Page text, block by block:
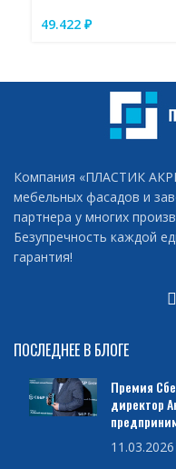
49.422 ₽
Компания «ПЛАСТИК
мебельных фасадов и
партнера у многих
Безупречность каждой
гарантия!
ПОСЛЕДНЕЕ В БЛОГЕ
Премия
директор
11.03.2026